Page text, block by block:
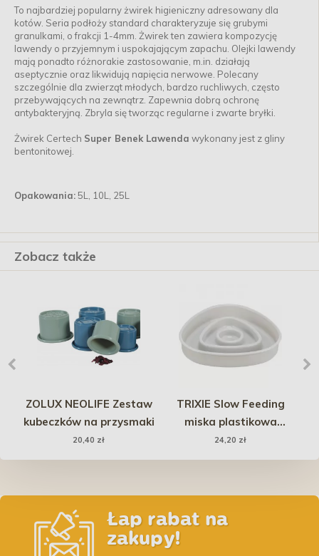
To najbardziej popularny żwirek higieniczny adresowany dla
kotów. Seria podłoży standard charakteryzuje się grubymi
granulkami, o frakcji 1-4mm. Żwirek ten zawiera kompozycję
lawendy o przyjemnym i uspokajającym zapachu. Olejki lawendy
mają ponadto różnorakie zastosowanie, m.in. działają
aseptycznie oraz likwidują napięcia nerwowe. Polecany
szczególnie dla zwierząt młodych, bardzo ruchliwych, często
przebywających na zewnątrz. Zapewnia dobrą ochronę
antybakteryjną. Zbryla się tworząc regularne i zwarte bryłki.
Żwirek Certech Super Benek Lawenda wykonany jest z gliny
bentonitowej.
Opakowania:5L, 10L, 25L
Zobacz także
ZOLUX NEOLIFE Zestaw
kubeczków na przysmaki
20,40 zł
TRIXIE Slow Feeding
miska plastikowa
spowalniająca jedzenie
0,35 l /15×15 cm
24,20 zł
Łap rabat na
zakupy!